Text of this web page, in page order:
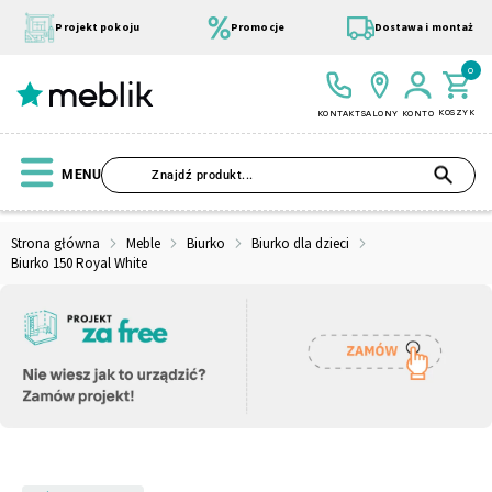
treści
Projekt pokoju Promocje Dostawa i montaż
KONTAKTSALONY KONTO KOSZYK
0
MENU
Strona główna Meble Biurko
Biurko dla dzieci
Biurko 150 Royal White
Wszystkie Kolekcje
Szafa
Materace